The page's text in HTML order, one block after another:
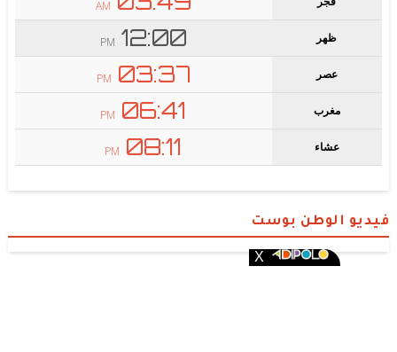
فيديو الوطن بوست